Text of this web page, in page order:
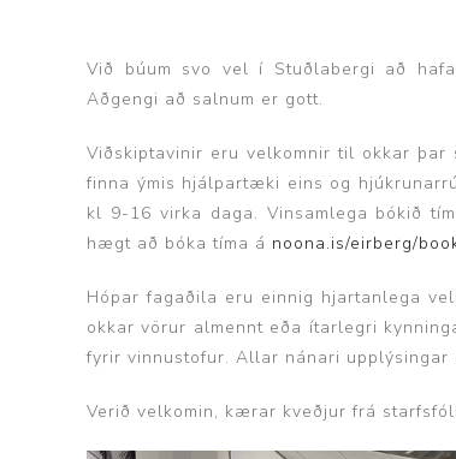
Við búum svo vel í Stuðlabergi að
Aðgengi að salnum er gott.
Viðskiptavinir eru velkomnir til okkar
finna ýmis hjálpartæki eins og
kl 9-16 virka daga. Vinsamlega bókið
hægt að bóka tíma á noona.is/eirberg/
Hópar fagaðila eru einnig hjartanlega
okkar vörur almennt eða ítarlegri
fyrir vinnustofur. Allar nánari
Verið velkomin, kærar kveðjur frá